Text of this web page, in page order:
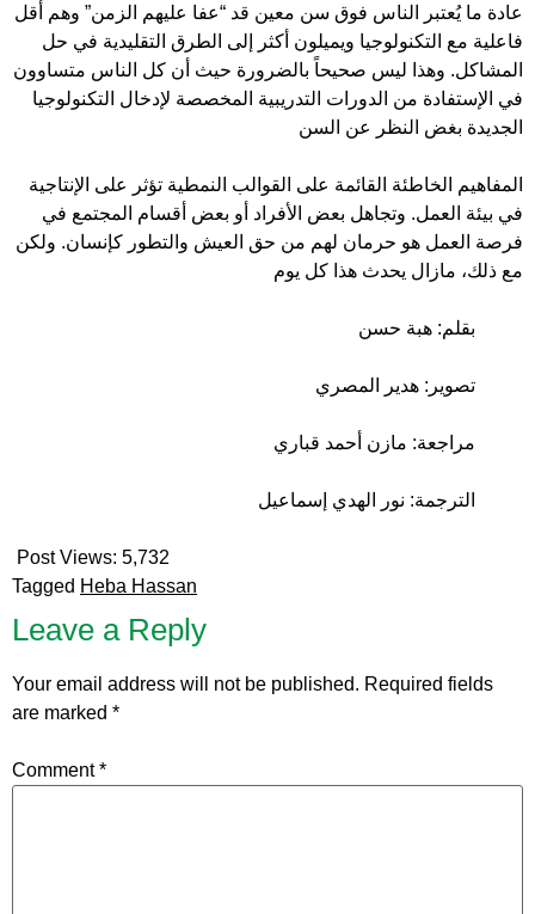
عادة ما يُعتبر الناس فوق سن معين قد “عفا عليهم الزمن” وهم أقل
فاعلية مع التكنولوجيا ويميلون أكثر إلى الطرق التقليدية في حل
المشاكل. وهذا ليس صحيحاً بالضرورة حيث أن كل الناس متساوون
في الإستفادة من الدورات التدريبية المخصصة لإدخال التكنولوجيا
الجديدة بغض النظر عن السن
المفاهيم الخاطئة القائمة على القوالب النمطية تؤثر على الإنتاجية
في بيئة العمل. وتجاهل بعض الأفراد أو بعض أقسام المجتمع في
فرصة العمل هو حرمان لهم من حق العيش والتطور كإنسان. ولكن
مع ذلك، مازال يحدث هذا كل يوم
بقلم: هبة حسن
تصوير: هدير المصري
مراجعة: مازن أحمد قباري
الترجمة: نور الهدي إسماعيل
Post Views: 5,732
Tagged Heba Hassan
Leave a Reply
Your email address will not be published. Required fields
are marked *
Comment*